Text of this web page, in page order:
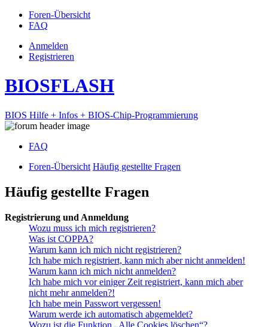
Foren-Übersicht
FAQ
Anmelden
Registrieren
BIOSFLASH
BIOS Hilfe + Infos + BIOS-Chip-Programmierung
FAQ
Foren-Übersicht Häufig gestellte Fragen
Häufig gestellte Fragen
Registrierung und Anmeldung
Wozu muss ich mich registrieren?
Was ist COPPA?
Warum kann ich mich nicht registrieren?
Ich habe mich registriert, kann mich aber nicht anmelden!
Warum kann ich mich nicht anmelden?
Ich habe mich vor einiger Zeit registriert, kann mich aber
nicht mehr anmelden?!
Ich habe mein Passwort vergessen!
Warum werde ich automatisch abgemeldet?
Wozu ist die Funktion „Alle Cookies löschen“?